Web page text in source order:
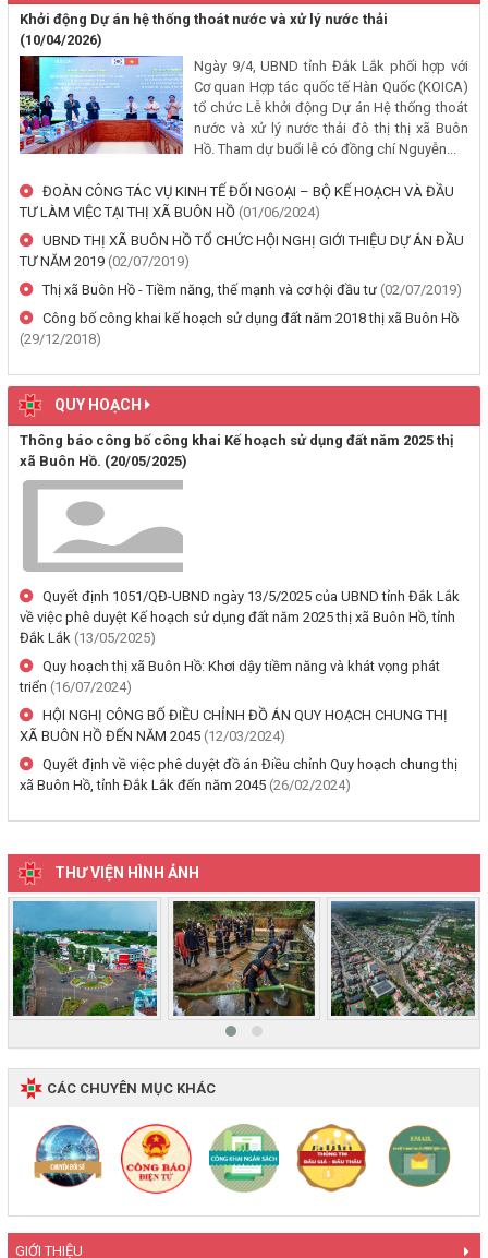
GIỚI THIỆU
(29/07/2026, 00:00)
Thông báo công khai về việc đo đạc, ký giáp ranh đối với thửa đất
số 59, tờ bản đồ số 89 thuộc Đoàn Kết 1, phường Buôn Hồ, tỉnh
Đắk Lắk do Nguyễn Thị Bích Liên và bà Nguyễn Thị Kiều Oanh;
thường trú tại TDP An Bình 4, phường Buôn Hồ, tỉnh Đắk Lắk đang
sử dụng
(29/07/2026, 00:00)
Thông báo về việc niêm yết, công khai hồ sơ mất Giấy chứng nhận
quyền sử dụng đất mang tên ông Cù Văn Châu và bà Nguyễn Thị
khác gắn liền với đất cho ông Lê Đình Lộc và ông Lê Đình Hậu sử
dụng đất tại phường Buôn Hồ, tỉnh Đắk Lắk
(24/07/2026, 00:00)
Thông báo về việc niêm yết công khai kết quả kiểm tra hồ sơ đăng
ký, cấp giấy chứng nhận diện tích tăng thêm của ông Nguyễn Tấn
Vương và bà Nguyễn Thị Liễu đang sử dụng đất tại phường Buôn
Hồ, tỉnh Đắk Lắk
(20/07/2026, 00:00)
Thông báo về việc niêm yết, công khai hồ sơ cấp giấy chứng nhận
quyền sử dụng đất lần đầu 02 hồ sơ của các cá nhân đang sử dụng
đất tại Phường Buôn Hồ, tỉnh Đắk Lắk
(06/08/2026, 00:00)
quyền sử dụng đất mang tên bà Nguyễn Thị Hạnh. Thường trú tại:
Phường Buôn Hồ, tỉnh Đắk Lắk
(06/08/2026, 00:00)
Thông báo về việc niêm yết, công khai hồ sơ mất Giấy chứng nhận
quyền sử dụng đất mang tên ông Phạm Quốc Việt và bà Nông Thị
Ngọc Loan. Thường trú tại: Phường Buôn Hồ, tỉnh Đắk Lắk
(06/08/2026, 00:00)
V/v công khai Quyết định số 2412/QĐ-UBND ngày 31/7/2026 của
UBND tỉnh Đắk Lắk về việc bổ nhiệm hòa giải viên lao động trên địa
(04/08/2026, 00:00)
Thông báo về việc niêm yết công khai Dự thảo phương án bồi
thường, hỗ trợ và bảng công khai phương án chi tiết kinh phí bồi
thường, hỗ trợ khi Nhà nước thu hồi đất để thực hiện Dự án: Cải
tạo, nâng cấp đường Nơ Trang Lơng (đoạn từ đường Nguyễn Hiền
(30/07/2026, 00:00)
Khởi động Dự án hệ thống thoát nước và xử lý nước thải
(10/04/2026)
Ngày 9/4, UBND tỉnh Đắk Lắk phối hợp với
Cơ quan Hợp tác quốc tế Hàn Quốc (KOICA)
tổ chức Lễ khởi động Dự án Hệ thống thoát
nước và xử lý nước thải đô thị thị xã Buôn
Hồ. Tham dự buổi lễ có đồng chí Nguyễn...
ĐOÀN CÔNG TÁC VỤ KINH TẾ ĐỐI NGOẠI – BỘ KẾ HOẠCH VÀ ĐẦU
TƯ LÀM VIỆC TẠI THỊ XÃ BUÔN HỒ (01/06/2024)
UBND THỊ XÃ BUÔN HỒ TỔ CHỨC HỘI NGHỊ GIỚI THIỆU DỰ ÁN ĐẦU
TƯ NĂM 2019 (02/07/2019)
Thị xã Buôn Hồ - Tiềm năng, thế mạnh và cơ hội đầu tư (02/07/2019)
Công bố công khai kế hoạch sử dụng đất năm 2018 thị xã Buôn Hồ
(29/12/2018)
QUY HOẠCH
Thông báo công bố công khai Kế hoạch sử dụng đất năm 2025 thị
xã Buôn Hồ. (20/05/2025)
Quyết định 1051/QĐ-UBND ngày 13/5/2025 của UBND tỉnh Đắk Lắk
về việc phê duyệt Kế hoạch sử dụng đất năm 2025 thị xã Buôn Hồ, tỉnh
Đắk Lắk (13/05/2025)
Quy hoạch thị xã Buôn Hồ: Khơi dậy tiềm năng và khát vọng phát
triển (16/07/2024)
HỘI NGHỊ CÔNG BỐ ĐIỀU CHỈNH ĐỒ ÁN QUY HOẠCH CHUNG THỊ
XÃ BUÔN HỒ ĐẾN NĂM 2045 (12/03/2024)
Quyết định về việc phê duyệt đồ án Điều chỉnh Quy hoạch chung thị
xã Buôn Hồ, tỉnh Đắk Lắk đến năm 2045 (26/02/2024)
THƯ VIỆN HÌNH ẢNH
‹ ›
CÁC CHUYÊN MỤC KHÁC